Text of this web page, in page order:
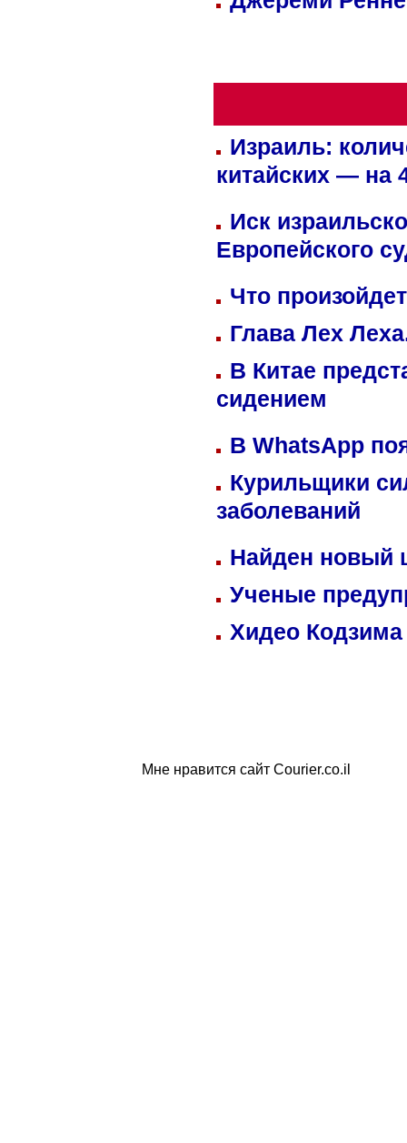
Израиль:
китайских — на
Иск
Европейского
Что
Глава Лех
В Китае
сидением
В WhatsApp
Курильщики
заболеваний
Найден
Ученые
Хидео
Мне нравится сайт Courier.co.il